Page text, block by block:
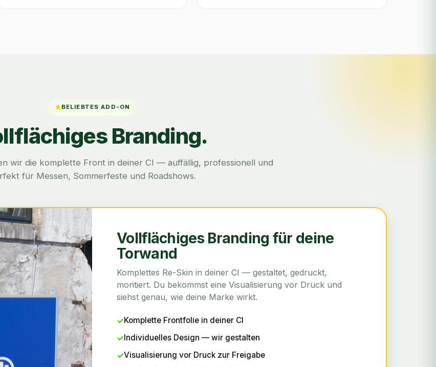
★BELIEBTES ADD-ON
Branding.
wir die komplette Front in deiner CI — auffällig, professionell und
für Messen, Sommerfeste und Roadshows.
Vollflächiges Branding für deine
Torwand
Komplettes Re-Skin in deiner CI — gestaltet, gedruckt,
montiert. Du bekommst eine Visualisierung vor Druck und
siehst genau, wie deine Marke wirkt.
Komplette Frontfolie in deiner CI
Individuelles Design — wir gestalten
Visualisierung vor Druck zur Freigabe